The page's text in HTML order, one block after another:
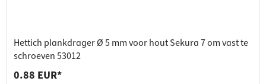
Hettich plankdrager Ø 5 mm voor hout Sekura 7 om vast te
schroeven 53012
0.88 EUR*